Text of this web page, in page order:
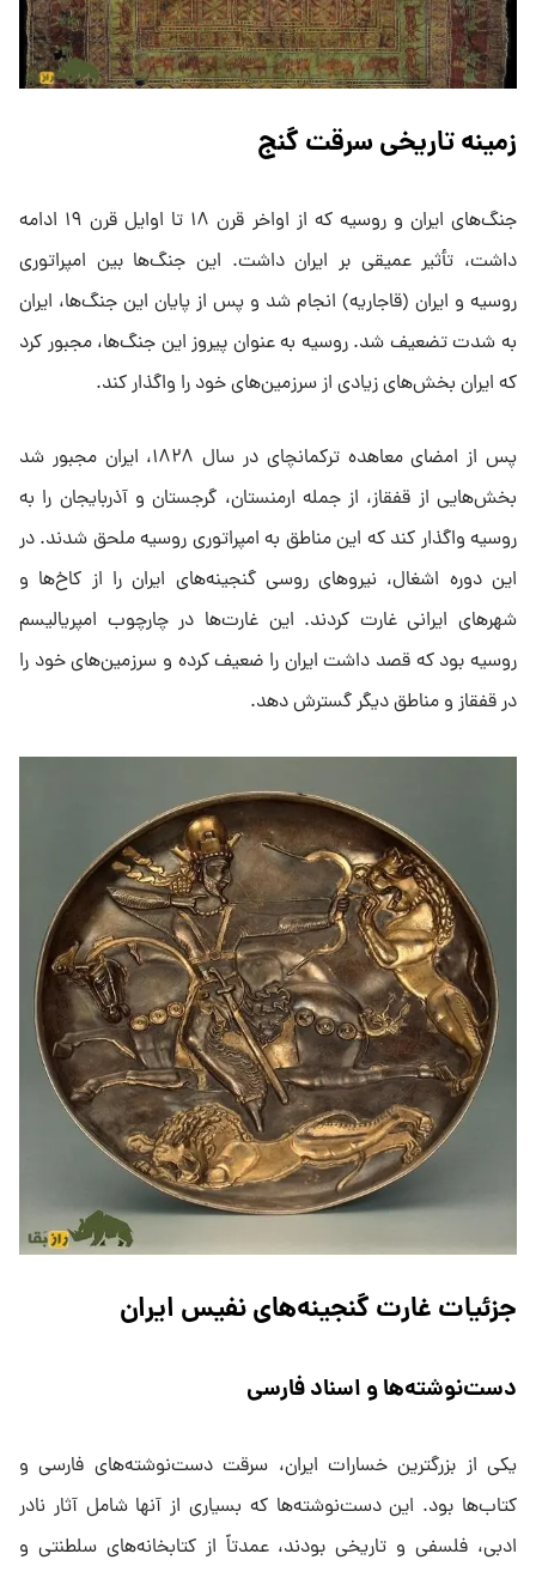
زمینه تاریخی سرقت گنج
جنگ‌های ایران و روسیه که از اواخر قرن ۱۸ تا اوایل قرن ۱۹ ادامه
داشت، تأثیر عمیقی بر ایران داشت. این جنگ‌ها بین امپراتوری
روسیه و ایران (قاجاریه) انجام شد و پس از پایان این جنگ‌ها، ایران
به شدت تضعیف شد. روسیه به عنوان پیروز این جنگ‌ها، مجبور کرد
که ایران بخش‌های زیادی از سرزمین‌های خود را واگذار کند.
پس از امضای معاهده ترکمانچای در سال ۱۸۲۸، ایران مجبور شد
بخش‌هایی از قفقاز، از جمله ارمنستان، گرجستان و آذربایجان را به
روسیه واگذار کند که این مناطق به امپراتوری روسیه ملحق شدند. در
این دوره اشغال، نیرو‌های روسی گنجینه‌های ایران را از کاخ‌ها و
شهر‌های ایرانی غارت کردند. این غارت‌ها در چارچوب امپریالیسم
روسیه بود که قصد داشت ایران را ضعیف کرده و سرزمین‌های خود را
در قفقاز و مناطق دیگر گسترش دهد.
جزئیات غارت گنجینه‌های نفیس ایران
دست‌نوشته‌ها و اسناد فارسی
یکی از بزرگترین خسارات ایران، سرقت دست‌نوشته‌های فارسی و
کتاب‌ها بود. این دست‌نوشته‌ها که بسیاری از آنها شامل آثار نادر
ادبی، فلسفی و تاریخی بودند، عمدتاً از کتابخانه‌های سلطنتی و